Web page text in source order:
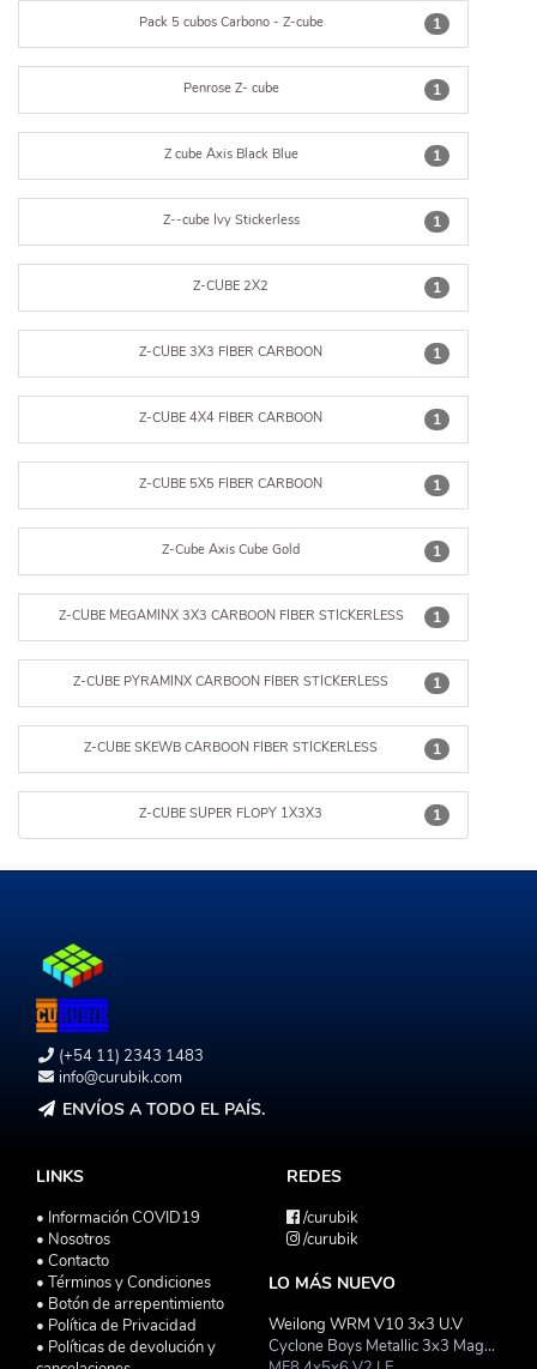
1
Pack 5 cubos Carbono - Z-cube
1
Penrose Z- cube
1
Z cube Axis Black Blue
1
Z--cube Ivy Stickerless
1
Z-CUBE 2X2
1
Z-CUBE 3X3 FIBER CARBOON
1
Z-CUBE 4X4 FIBER CARBOON
1
Z-CUBE 5X5 FIBER CARBOON
1
Z-Cube Axis Cube Gold
1
Z-CUBE MEGAMINX 3X3 CARBOON FIBER STICKERLESS
1
Z-CUBE PYRAMINX CARBOON FIBER STICKERLESS
1
Z-CUBE SKEWB CARBOON FIBER STICKERLESS
1
Z-CUBE SUPER FLOPY 1X3X3
(+54 11) 2343 1483
info@curubik.com
ENVÍOS A TODO EL PAÍS.
LINKS
• Información COVID19
• Nosotros
• Contacto
• Términos y Condiciones
• Botón de arrepentimiento
• Política de Privacidad
• Políticas de devolución y
REDES
/curubik
/curubik
LO MÁS NUEVO
Weilong WRM V10 3x3 U.V
Cyclone Boys Metallic 3x3 Magnetico Macaron